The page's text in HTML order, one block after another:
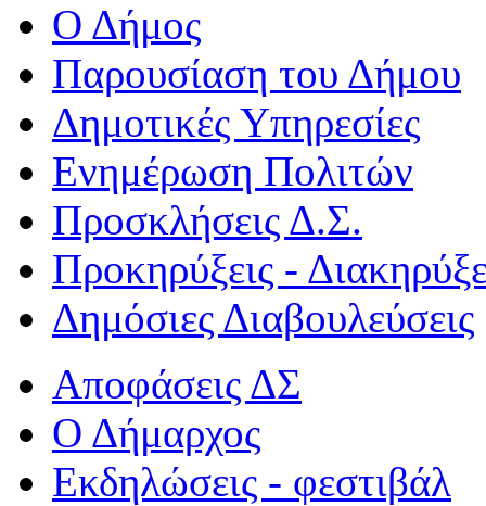
Ο Δήμος
Παρουσίαση του Δήμου
Δημοτικές Υπηρεσίες
Ενημέρωση Πολιτών
Προσκλήσεις Δ.Σ.
Προκηρύξεις -
Δημόσιες Διαβουλεύσεις
Αποφάσεις ΔΣ
Ο Δήμαρχος
Εκδηλώσεις - φεστιβάλ